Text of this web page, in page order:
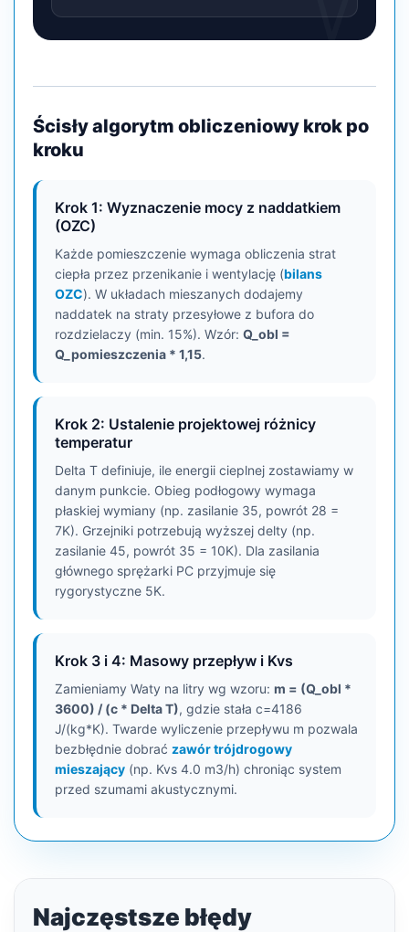
Ścisły algorytm obliczeniowy krok po
kroku
Krok 1: Wyznaczenie mocy z naddatkiem
(OZC)
Każde pomieszczenie wymaga obliczenia strat
ciepła przez przenikanie i wentylację (bilans
OZC). W układach mieszanych dodajemy
naddatek na straty przesyłowe z bufora do
rozdzielaczy (min. 15%). Wzór: Q_obl =
Q_pomieszczenia * 1,15.
Krok 2: Ustalenie projektowej różnicy
temperatur
Delta T definiuje, ile energii cieplnej zostawiamy w
danym punkcie. Obieg podłogowy wymaga
płaskiej wymiany (np. zasilanie 35, powrót 28 =
7K). Grzejniki potrzebują wyższej delty (np.
zasilanie 45, powrót 35 = 10K). Dla zasilania
głównego sprężarki PC przyjmuje się
rygorystyczne 5K.
Krok 3 i 4: Masowy przepływ i Kvs
Zamieniamy Waty na litry wg wzoru: m = (Q_obl *
3600) / (c * Delta T), gdzie stała c=4186
J/(kg*K). Twarde wyliczenie przepływu m pozwala
bezbłędnie dobrać zawór trójdrogowy
mieszający (np. Kvs 4.0 m3/h) chroniąc system
przed szumami akustycznymi.
Najczęstsze błędy